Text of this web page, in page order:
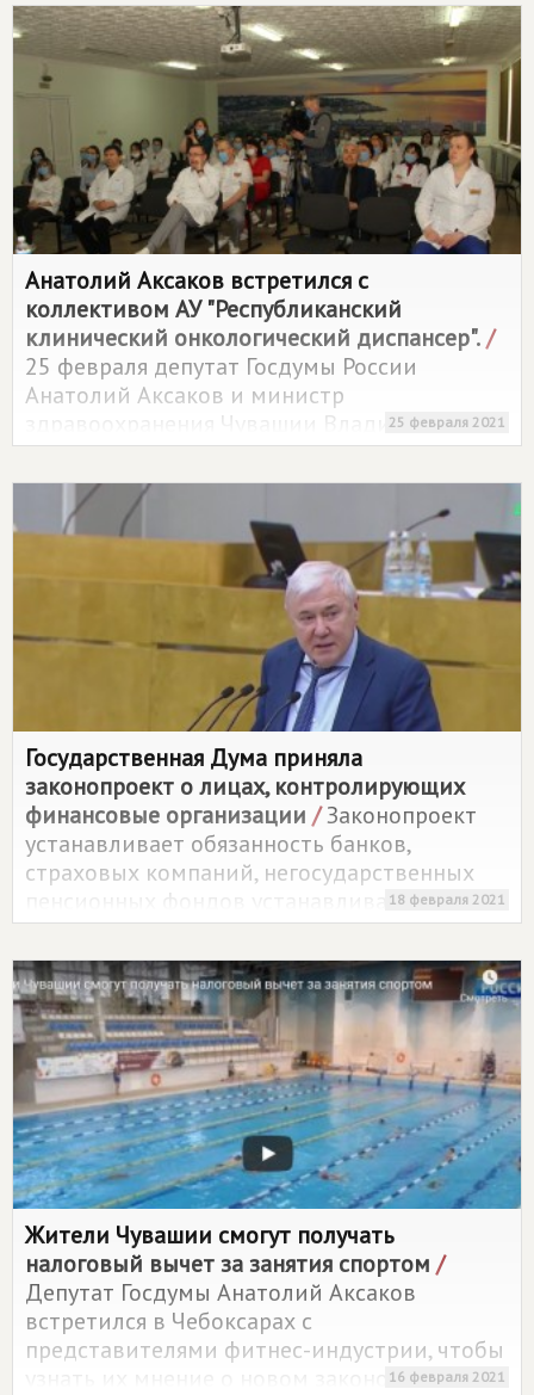
Анатолий Аксаков встретился с
коллективом АУ "Республиканский
клинический онкологический диспансер"./
25 февраля депутат Госдумы России
Анатолий Аксаков и министр
здравоохранения Чувашии Владимир
Степанов посетили АУ "Республиканский
клинический онкологический диспансер".
25 февраля 2021
Государственная Дума приняла
законопроект о лицах, контролирующих
финансовые организации /Законопроект
устанавливает обязанность банков,
страховых компаний, негосударственных
пенсионных фондов устанавливать
контролирующих лиц и предоставлять
соответствующую информацию в
Центральный банк
18 февраля 2021
Жители Чувашии смогут получать
налоговый вычет за занятия спортом /
Депутат Госдумы Анатолий Аксаков
встретился в Чебоксарах с
представителями фитнес-индустрии, чтобы
узнать их мнение о новом законопроекте.
16 февраля 2021